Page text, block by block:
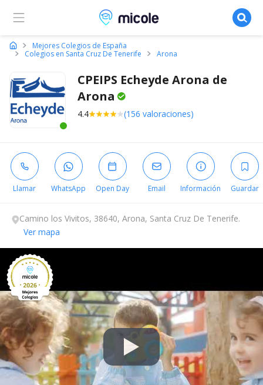
Micole, buscador de colegios
Mejores Colegios de España
Colegios en Santa Cruz De Tenerife
Arona
CPEIPS Echeyde Arona de
Arona
4.4 (156 valoraciones)
Llamar WhatsApp Open Day Email Información Guardar
Camino los Vivitos, 38640, Arona, Santa Cruz De Tenerife.
Ver mapa